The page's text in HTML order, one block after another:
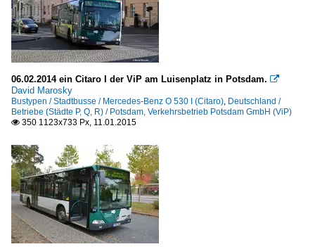
06.02.2014 ein Citaro I der ViP am Luisenplatz in Potsdam. 
David Marosky
Bustypen / Stadtbusse / Mercedes-Benz O 530 I (Citaro), Deutschland /
Betriebe (Städte P, Q, R) / Potsdam, Verkehrsbetrieb Potsdam GmbH (ViP)
 350 1123x733 Px, 11.01.2015